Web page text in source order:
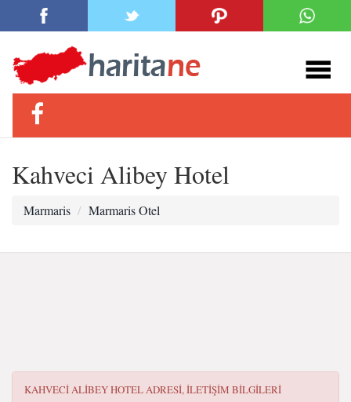
Kahveci Alibey Hotel
Marmaris Marmaris Otel
KAHVECI ALIBEY HOTELADRESI, ILETIŞIM BILGILERI